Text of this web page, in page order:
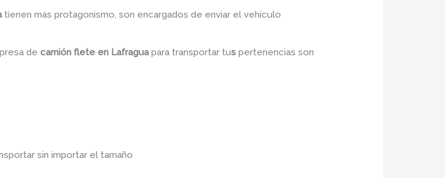
tienen más protagonismo, son encargados de enviar el vehículo
decamión flete en Lafraguapara transportar tuspertenencias son
sin importar el tamaño